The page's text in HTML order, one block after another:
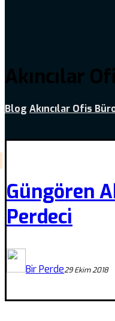
Akıncılar
Blog Akıncılar Ofis
Güngören
Perdeci
Bir Perde29 Ekim 2018